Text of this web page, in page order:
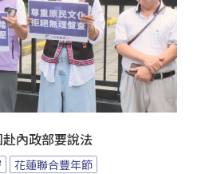
內政部要說法
花蓮聯合豐年節